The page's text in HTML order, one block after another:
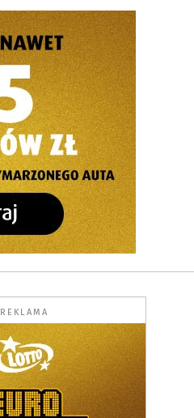
REKLAMA